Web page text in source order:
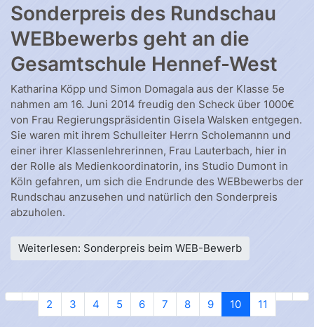
Sonderpreis des Rundschau
WEBbewerbs geht an die
Gesamtschule Hennef-West
Katharina Köpp und Simon Domagala aus der Klasse 5e
nahmen am 16. Juni 2014 freudig den Scheck über 1000€
von Frau Regierungspräsidentin Gisela Walsken entgegen.
Sie waren mit ihrem Schulleiter Herrn Scholemannn und
einer ihrer Klassenlehrerinnen, Frau Lauterbach, hier in
der Rolle als Medienkoordinatorin, ins Studio Dumont in
Köln gefahren, um sich die Endrunde des WEBbewerbs der
Rundschau anzusehen und natürlich den Sonderpreis
abzuholen.
Weiterlesen: Sonderpreis beim WEB-Bewerb
2 3 4 5 6 7 8 9 10 11